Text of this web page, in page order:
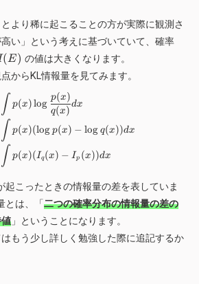
h
t
a
r
o
w
p
x
e
q
u
i
1
より稀に起こることの方が実際に観測さ
い」という考えに基づいていて、確率
(E) の値は大きくなります。
からKL情報量を見てみます。
\begin{align*} D(p,q)&=\int
∫ p(x)log
q(x)
p(x)
dx
∫ p(x)(log p(x) − log q(x))dx
∫ p(x)( Iq (x) − Ip (x))dx
起こったときの情報量の差を表していま
とは、「二つの確率分布の情報量の差の
」ということになります。
はもう少し詳しく勉強した際に追記するか